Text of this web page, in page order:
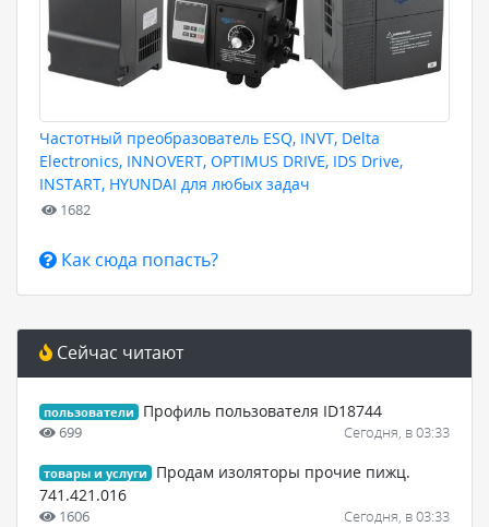
Частотный преобразователь ESQ, INVT, Delta
Electronics, INNOVERT, OPTIMUS DRIVE, IDS Drive,
INSTART, HYUNDAI для любых задач
1682
Как сюда попасть?
Сейчас читают
пользователи Профиль пользователя ID18744
699 Сегодня, в 03:33
товары и услуги
Продам изолятоpы пpочие пижц.
741.421.016
1606 Сегодня, в 03:33